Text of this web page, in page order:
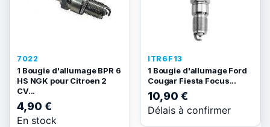
7022
1 Bougie d'allumage BPR 6
HS NGK pour Citroen 2
CV...
4,90 €
En stock
ITR6F13
1 Bougie d'allumage Ford
Cougar Fiesta Focus...
10,90 €
Délais à confirmer